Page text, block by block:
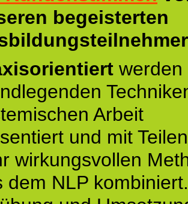
begeisterten
werden
Arbeit
und mit
wirkungsvollen
dem NLP